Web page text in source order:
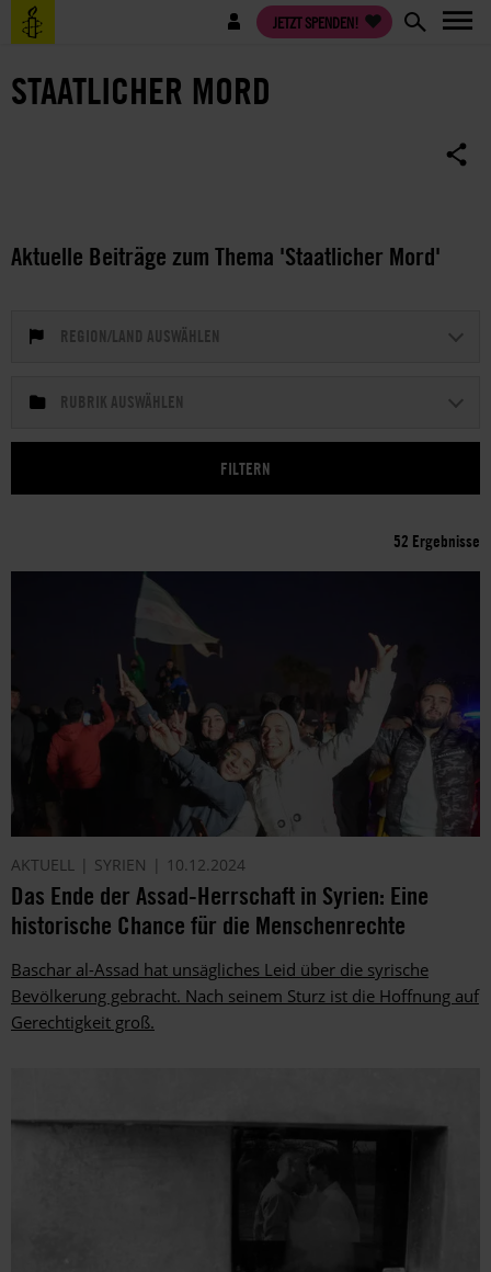
Direkt
zum
Benutzermenü JETZT SPENDEN!
STAATLICHER MORD
Aktuelle Beiträge zum Thema 'Staatlicher Mord'
REGION/LAND AUSWÄHLEN
RUBRIK AUSWÄHLEN
52 Ergebnisse
AKTUELL SYRIEN 10.12.2024
Das Ende der Assad-Herrschaft in Syrien: Eine
historische Chance für die Menschenrechte
Baschar al-Assad hat unsägliches Leid über die syrische
Bevölkerung gebracht. Nach seinem Sturz ist die Hoffnung auf
Gerechtigkeit groß.